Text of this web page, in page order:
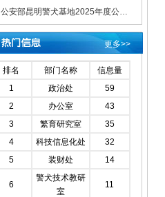
公安部昆明警犬基地2025年度公…
更多>>
排名 部门名称
信息量
1
政治处
59
2
办公室
43
3
繁育研究室
35
4
科技信息化处
32
5
装财处 14
6
警犬技术教研
室
11